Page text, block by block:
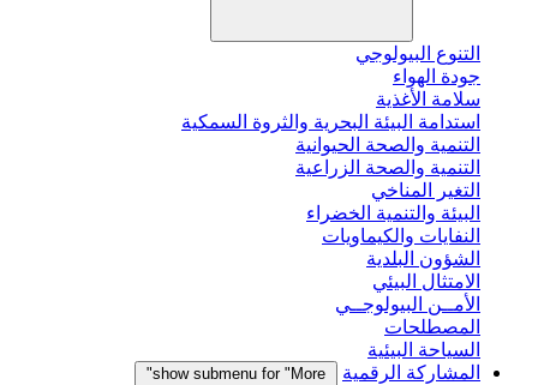
التنوع البيولوجي
جودة الهواء
سلامة الأغذية
استدامة البيئة البحرية والثروة السمكية
التنمية والصحة الحيوانية
التنمية والصحة الزراعية
التغير المناخي
البيئة والتنمية الخضراء
النفايات والكيماويات
الشؤون البلدية
الامتثال البيئي
الأمــن البيولوجــي
المصطلحات
السياحة البيئية
المشاركة الرقمية
show submenu for "More"